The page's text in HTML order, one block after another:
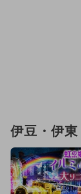
伊豆・伊